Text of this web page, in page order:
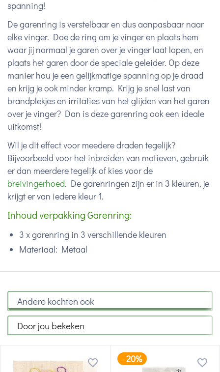
spanning!
De garenring is verstelbaar en dus aanpasbaar naar
elke vinger. Doe de ring om je vinger en plaats hem
waar jij normaal je garen over je vinger laat lopen, en
plaats het garen door de speciale geleider. Op deze
manier hou je een gelijkmatige spanning op je draad
en krijg je ook minder kramp. Krijg je snel last van
brandplekjes en irritaties van het glijden van het garen
over je vinger? Dan is deze garenring ook een ideale
uitkomst!
Wil je dit effect voor meedere draden tegelijk?
Bijvoorbeeld voor het inbreiden van motieven, gebruik
er dan meerdere tegelijk of kies voor de
breivingerhoed. De garenringen zijn er in 3 kleuren, je
krijgt er van iedere kleur 1.
Inhoud verpakking Garenring:
3 x garenring in 3 verschillende kleuren
Materiaal: Metaal
Andere kochten ook
Door jou bekeken
-20%